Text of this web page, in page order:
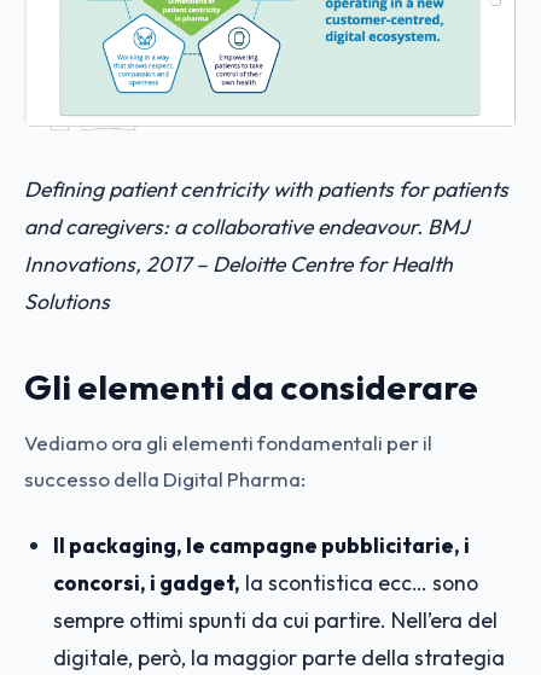
Defining patient centricity with patients for patients
and caregivers: a collaborative endeavour. BMJ
Innovations, 2017 – Deloitte Centre for Health
Solutions
Gli elementi da considerare
Vediamo ora gli elementi fondamentali per il
successo della Digital Pharma:
Il packaging, le campagne pubblicitarie, i
concorsi, i gadget, la scontistica ecc… sono
sempre ottimi spunti da cui partire. Nell’era del
digitale, però, la maggior parte della strategia